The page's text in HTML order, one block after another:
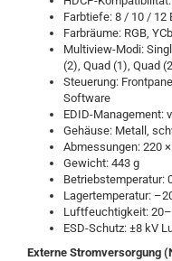
Farbtiefe: 8 / 10 / 12
Farbräume: RGB,
Multiview-Modi:
(2), Quad (1), Quad
Steuerung:
Software
EDID-Management:
Gehäuse: Metall,
Abmessungen: 220
Gewicht: 443 g
Betriebstemperatur:
Lagertemperatur:
Luftfeuchtigkeit:
ESD-Schutz: ±8 kV
Externe Stromversorgung